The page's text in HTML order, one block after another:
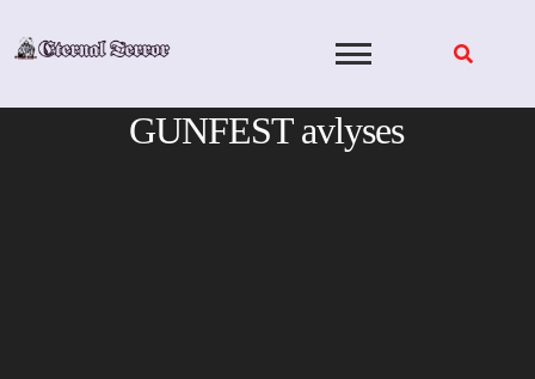
GUNFEST avlyses